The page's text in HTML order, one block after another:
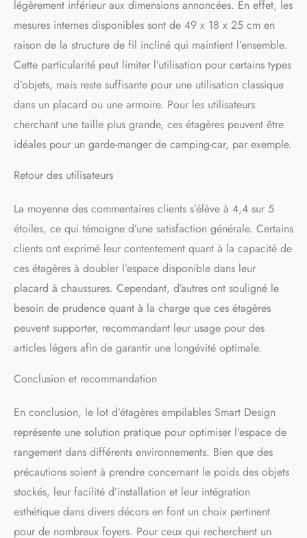
légèrement inférieur aux dimensions annoncées. En effet, les
mesures internes disponibles sont de 49 x 18 x 25 cm en
raison de la structure de fil incliné qui maintient l’ensemble.
Cette particularité peut limiter l’utilisation pour certains types
d’objets, mais reste suffisante pour une utilisation classique
dans un placard ou une armoire. Pour les utilisateurs
cherchant une taille plus grande, ces étagères peuvent être
idéales pour un garde-manger de camping-car, par exemple.
Retour des utilisateurs
La moyenne des commentaires clients s’élève à 4,4 sur 5
étoiles, ce qui témoigne d’une satisfaction générale. Certains
clients ont exprimé leur contentement quant à la capacité de
ces étagères à doubler l’espace disponible dans leur
placard à chaussures. Cependant, d’autres ont souligné le
besoin de prudence quant à la charge que ces étagères
peuvent supporter, recommandant leur usage pour des
articles légers afin de garantir une longévité optimale.
Conclusion et recommandation
En conclusion, le lot d’étagères empilables Smart Design
représente une solution pratique pour optimiser l’espace de
rangement dans différents environnements. Bien que des
précautions soient à prendre concernant le poids des objets
stockés, leur facilité d’installation et leur intégration
esthétique dans divers décors en font un choix pertinent
pour de nombreux foyers. Pour ceux qui recherchent un